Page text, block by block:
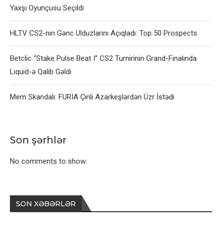
Yaxşı Oyunçusu Seçildi
HLTV CS2-nin Gənc Ulduzlarını Açıqladı: Top 50 Prospects
Betclic “Stake Pulse Beat I” CS2 Turnirinin Grand-Finalında
Liquid-ə Qalib Gəldi
Mem Skandalı: FURIA Çinli Azarkeşlərdən Üzr İstədi
Son şərhlər
No comments to show.
SON XƏBƏRLƏR